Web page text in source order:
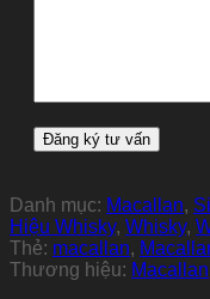
Danh mục: Macallan,
Hiệu Whisky, Whisky,
Thẻ: macallan,
Thương hiệu: Macallan